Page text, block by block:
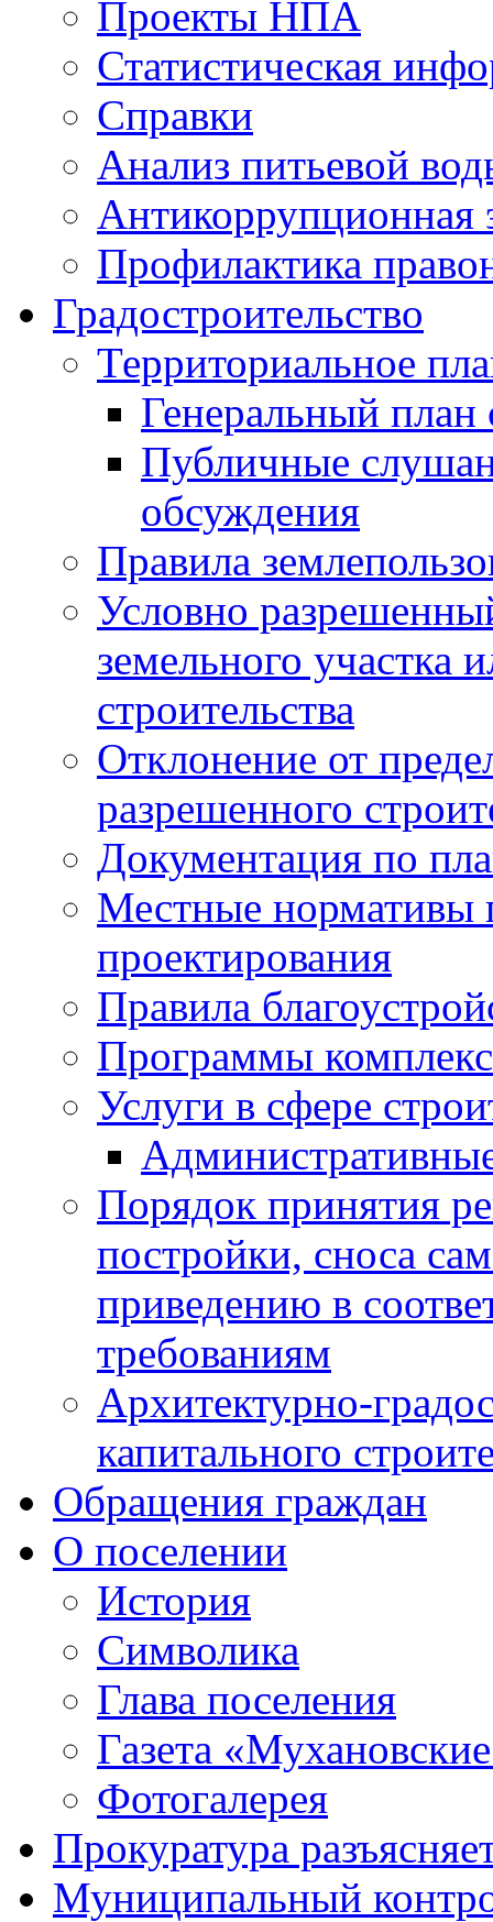
Проекты НПА
Статистическая
Справки
Анализ питьевой
Антикоррупционная
Профилактика
Градостроительство
Территориальное
Генеральный план
Публичные
обсуждения
Правила
Условно
земельного участка
строительства
Отклонение от
разрешенного
Документация по
Местные нормативы
проектирования
Правила
Программы
Услуги в сфере
Порядок принятия
постройки, сноса
приведению в
требованиям
Архитектурно-
капитального
Обращения граждан
О поселении
История
Символика
Глава поселения
Газета
Фотогалерея
Прокуратура
Муниципальный